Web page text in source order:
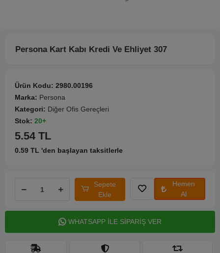
Persona Kart Kabı Kredi Ve Ehliyet 307
Ürün Kodu: 2980.00196
Marka: Persona
Kategori: Diğer Ofis Gereçleri
Stok: 20+
5.54 TL
0.59 TL 'den başlayan taksitlerle
Sepete
Ekle
Hemen
Al
WHATSAPP İLE SİPARİŞ VER